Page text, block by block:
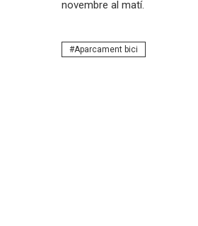
novembre al matí.
Aparcament bici